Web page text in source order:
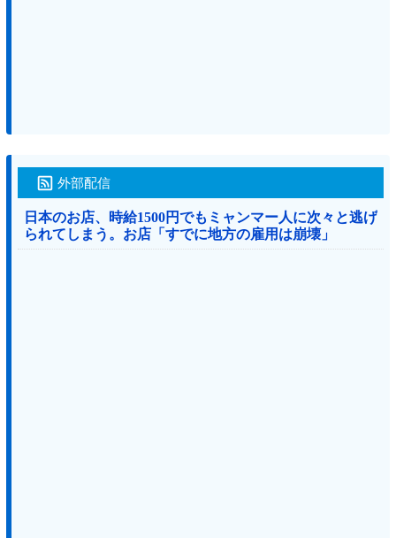
外部配信
日本のお店、時給1500円でもミャンマー人に次々と逃げ
られてしまう。お店「すでに地方の雇用は崩壊」